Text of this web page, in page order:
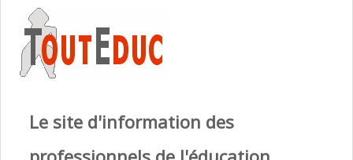
Le site d'information des